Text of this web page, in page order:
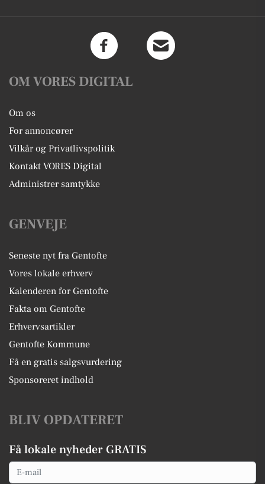
OM VORES DIGITAL
Om os
For annoncører
Vilkår og Privatlivspolitik
Kontakt VORES Digital
Administrer samtykke
GENVEJE
Seneste nyt fra Gentofte
Vores lokale erhverv
Kalenderen for Gentofte
Fakta om Gentofte
Erhvervsartikler
Gentofte Kommune
Få en gratis salgsvurdering
Sponsoreret indhold
BLIV OPDATERET
Få lokale nyheder GRATIS
Email